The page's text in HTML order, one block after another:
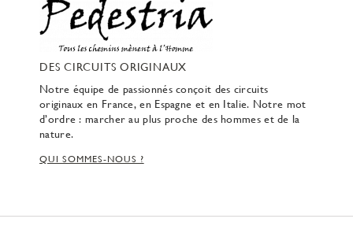
DES CIRCUITS ORIGINAUX
Notre équipe de passionnés conçoit des circuits
originaux en France, en Espagne et en Italie. Notre mot
d’ordre : marcher au plus proche des hommes et de la
nature.
QUI SOMMES-NOUS ?